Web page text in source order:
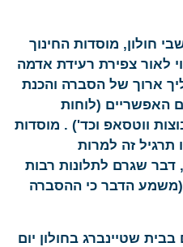
תורגלו תושבי חולון, מוסדות החינוך
לאור צפירת רעידת אדמה
ארוך של הסברה והכנת
האפשריים (לוחות
ווטסאפ וכד') . מוסדות
תרגיל זה למרות
שגרם לתלונות רבות
(משמע הדבר כי ההסברה
התקיים בבית שטיינברג בחולון יום